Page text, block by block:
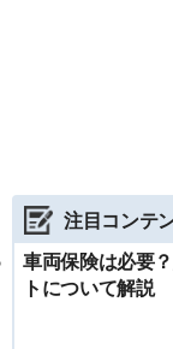
注目コンテ
車両保険は必要
トについて解説